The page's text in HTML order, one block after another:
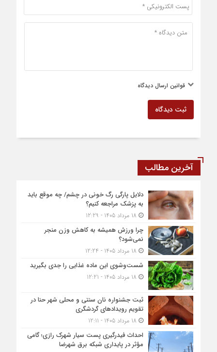
قوانین ارسال دیدگاه
ثبت دیدگاه
آخرین مطالب
دلایل پارگی رگ خونی در چشم/ چه موقع باید
به پزشک مراجعه کنیم؟
چرا ورزش همیشه به کاهش وزن منجر
نمی‌شود؟
شست‌وشوی این ماده غذایی را جدی بگیرید
ثبت جشنواره نان سنتی و محلی شهر حنا در
تقویم رویداد‌های گردشگری
احداث فیدرگیری پست سیار شهرک رازی؛ گامی
مؤثر در پایداری شبکه برق شهرضا